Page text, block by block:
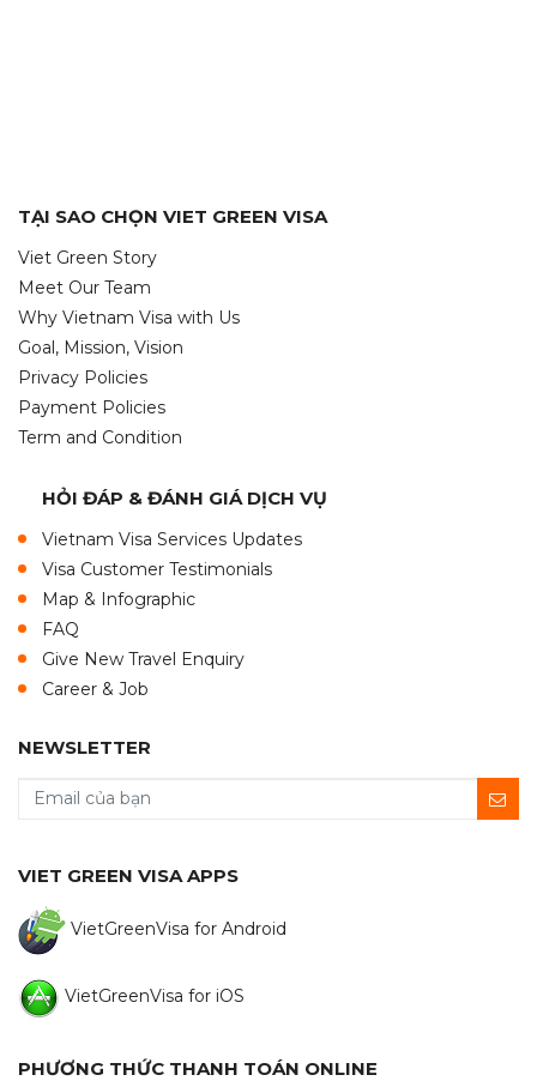
TẠI SAO CHỌN VIET GREEN VISA
Viet Green Story
Meet Our Team
Why Vietnam Visa with Us
Goal, Mission, Vision
Privacy Policies
Payment Policies
Term and Condition
HỎI ĐÁP & ĐÁNH GIÁ DỊCH VỤ
Vietnam Visa Services Updates
Visa Customer Testimonials
Map & Infographic
FAQ
Give New Travel Enquiry
Career & Job
NEWSLETTER
VIET GREEN VISA APPS
VietGreenVisa for Android
VietGreenVisa for iOS
PHƯƠNG THỨC THANH TOÁN ONLINE